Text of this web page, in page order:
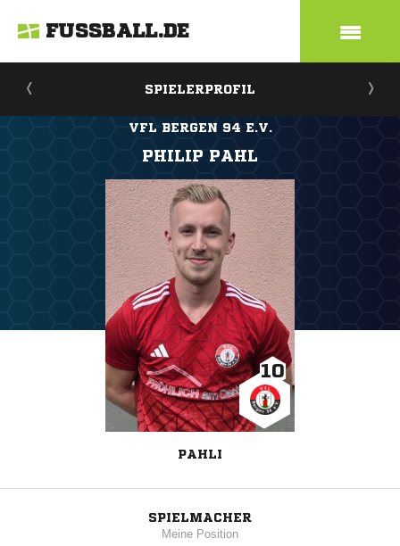
FUSSBALL.DE
SPIELERPROFIL
VFL BERGEN 94 E.V.
PHILIP PAHL
10
PAHLI
SPIELMACHER
Meine Position